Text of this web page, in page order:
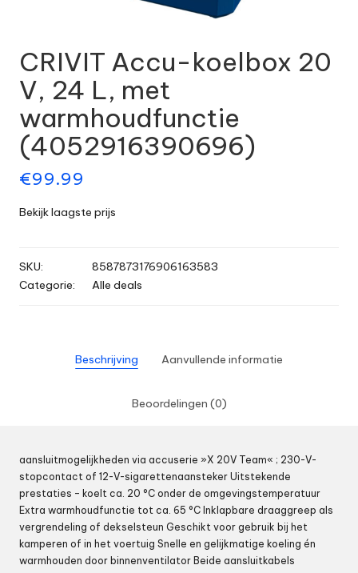
CRIVIT Accu-koelbox 20
V, 24 L, met
warmhoudfunctie
(4052916390696)
€99.99
Bekijk laagste prijs
SKU:
8587873176906163583
Categorie:
Alle deals
Beschrijving Aanvullende informatie
Beoordelingen (0)
aansluitmogelijkheden via accuserie »X 20V Team« ; 230-V-
stopcontact of 12-V-sigarettenaansteker Uitstekende
prestaties – koelt ca. 20 °C onder de omgevingstemperatuur
Extra warmhoudfunctie tot ca. 65 °C Inklapbare draaggreep als
vergrendeling of dekselsteun Geschikt voor gebruik bij het
kamperen of in het voertuig Snelle en gelijkmatige koeling én
warmhouden door binnenventilator Beide aansluitkabels